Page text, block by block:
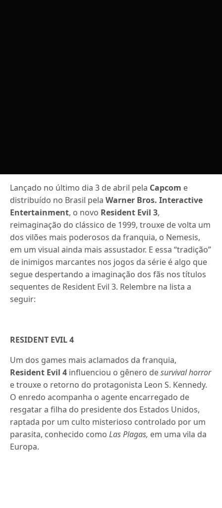
Lançado no último dia 3 de abril pela Capcom e
distribuído no Brasil pelaWarner Bros. Interactive
Entertainment, o novo Resident Evil 3,
reimaginação do clássico de 1999, trouxe de volta um
dos vilões mais poderosos da franquia, o Nemesis,
em um visual ainda mais assustador. E essa “tradição”
de inimigos marcantes nos jogos da série é algo que
segue despertando a imaginação dos fãs nos títulos
sequentes de Resident Evil 3. Relembre na lista a
seguir:
RESIDENT EVIL 4
Um dos games mais aclamados da franquia,
Resident Evil 4 influenciou o gênero desurvival horror
e trouxe o retorno do protagonista Leon S. Kennedy.
O enredo acompanha o agente encarregado de
resgatar a filha do presidente dos Estados Unidos,
raptada por um culto misterioso controlado por um
parasita, conhecido comoLas Plagas, em uma vila da
Europa.